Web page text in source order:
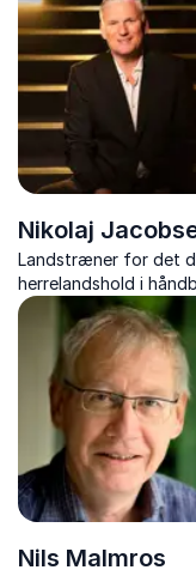
balanceret og
arbejdsliv.
Nikolaj
Landstræner for det
herrelandshold i
og tidl. professionel
håndboldspiller med
foredrag om ledelse,
motivation og vejen til
verdensklasse
Nils Malmros